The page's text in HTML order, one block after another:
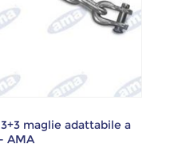
maglie adattabile a
AMA